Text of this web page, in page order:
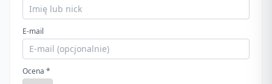
E-mail
Ocena *